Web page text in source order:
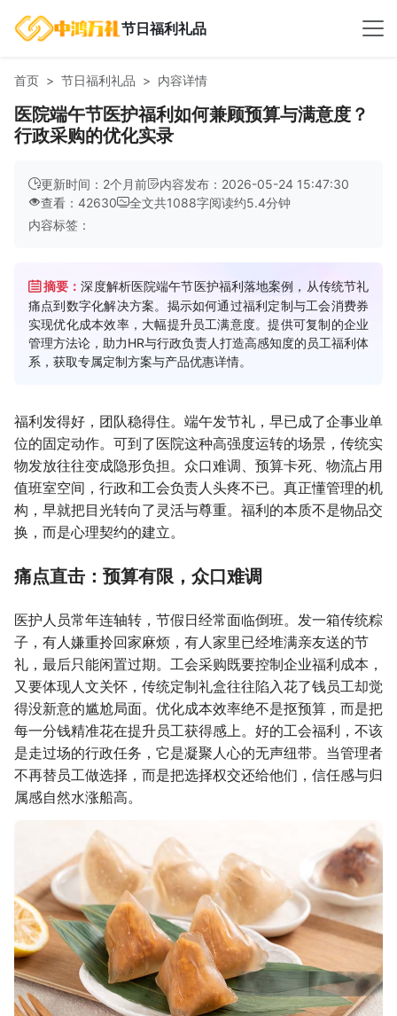
节日福利礼品
首页 节日福利礼品 内容详情
医院端午节医护福利如何兼顾预算与满意度？
行政采购的优化实录
更新时间：2个月前
内容发布：2026-05-24 15:47:30
查看：42630
全文共1088字阅读约5.4分钟
内容标签：
摘要：深度解析医院端午节医护福利落地案例，从传统节礼
痛点到数字化解决方案。揭示如何通过福利定制与工会消费券
实现优化成本效率，大幅提升员工满意度。提供可复制的企业
管理方法论，助力HR与行政负责人打造高感知度的员工福利体
系，获取专属定制方案与产品优惠详情。
福利发得好，团队稳得住。端午发节礼，早已成了企事业单
位的固定动作。可到了医院这种高强度运转的场景，传统实
物发放往往变成隐形负担。众口难调、预算卡死、物流占用
值班室空间，行政和工会负责人头疼不已。真正懂管理的机
构，早就把目光转向了灵活与尊重。福利的本质不是物品交
换，而是心理契约的建立。
痛点直击：预算有限，众口难调
医护人员常年连轴转，节假日经常面临倒班。发一箱传统粽
子，有人嫌重拎回家麻烦，有人家里已经堆满亲友送的节
礼，最后只能闲置过期。工会采购既要控制企业福利成本，
又要体现人文关怀，传统定制礼盒往往陷入花了钱员工却觉
得没新意的尴尬局面。优化成本效率绝不是抠预算，而是把
每一分钱精准花在提升员工获得感上。好的工会福利，不该
是走过场的行政任务，它是凝聚人心的无声纽带。当管理者
不再替员工做选择，而是把选择权交还给他们，信任感与归
属感自然水涨船高。